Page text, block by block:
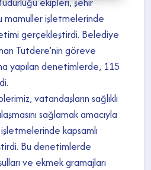
mamuller işletmelerinde
gerçekleştirdi. Belediye
Tutdere’nin göreve
yapılan denetimlerde, 115
vatandaşların sağlıklı
sağlamak amacıyla
kapsamlı
Bu denetimlerde
ve ekmek gramajları